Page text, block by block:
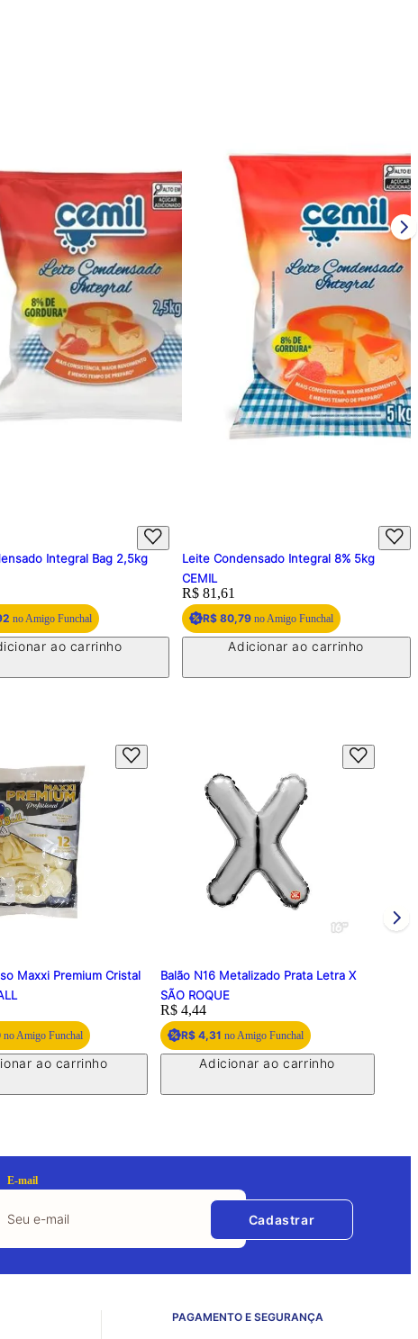
Integral Bag 2,5kg
no Amigo Funchal
ao carrinho
Leite Condensado Integral 8% 5kg
CEMIL
Price:
R$ 81,61
R$ 80,79no Amigo Funchal
Adicionar ao carrinho
Maxxi Premium Cristal
no Amigo Funchal
ao carrinho
Balão N16 Metalizado Prata Letra X
SÃO ROQUE
Price:
R$ 4,44
R$ 4,31 no Amigo Funchal
Adicionar ao carrinho
E-mail
Cadastrar
PAGAMENTO E SEGURANÇA